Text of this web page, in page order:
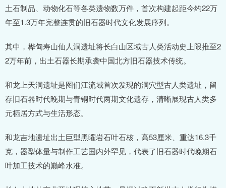
土石制品、动物化石等各类遗物数万件，首次构建起距今约22万
年至1.3万年完整连贯的旧石器时代文化发展序列。
其中，桦甸寿山仙人洞遗址将长白山区域古人类活动史上限推至2
2万年前，出土石器长期承袭中国北方旧石器技术传统。
和龙上天洞遗址是图们江流域首次发现的洞穴型古人类遗址，留
存旧石器时代晚期与青铜时代两期文化遗存，清晰展现古人类多
元栖居方式与生活形态。
和龙吉地遗址出土巨型黑曜岩石叶石核，高53厘米、重达16.3千
克，器型体量与制作工艺国内外罕见，代表了旧石器时代晚期石
叶加工技术的巅峰水准。